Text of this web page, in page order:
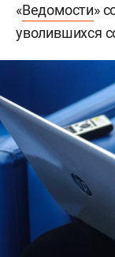
«Ведомости»
уволившихся